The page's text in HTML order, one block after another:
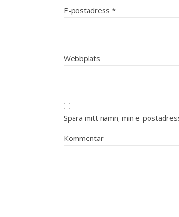
E-postadress *
Webbplats
Spara mitt namn, min e-
Kommentar